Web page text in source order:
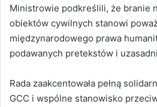
Ministrowie podkreślili, że branie
obiektów cywilnych stanowi
międzynarodowego prawa
podawanych pretekstów i
Rada zaakcentowała pełną
GCC i wspólne stanowisko